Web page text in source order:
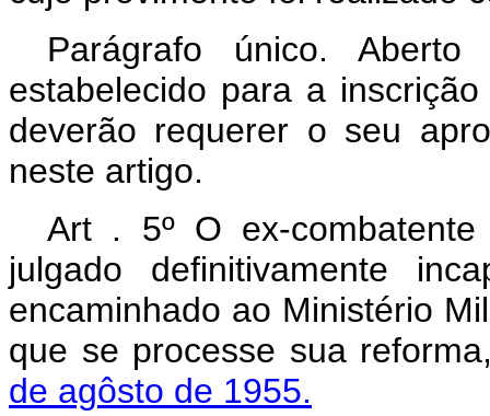
Parágrafo único.
estabelecido para a
deverão requerer o seu
neste artigo.
Art . 5º O ex-
julgado definitivamente
encaminhado ao Ministério
que se processe sua
de agôsto de 1955.